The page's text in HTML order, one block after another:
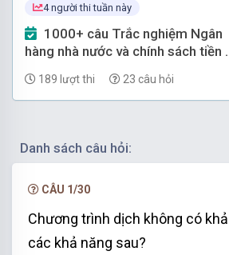
Chọn đáp án A
4 người thi tuần này
hàng nhà nước và chính sách tiền
189 lượt thi 23 câu hỏi
Danh sách câu hỏi:
CÂU 1/30
Chương trình dịch không có
các khả năng sau?